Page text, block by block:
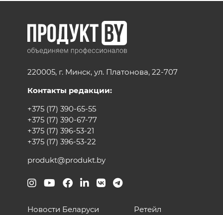
220005, г. Минск, ул. Платонова, 22-707
Контакты редакции:
+375 (17) 390-65-55
+375 (17) 390-67-77
+375 (17) 396-53-21
+375 (17) 396-53-22
produkt@produkt.by
Новости Беларуси
Ретейл